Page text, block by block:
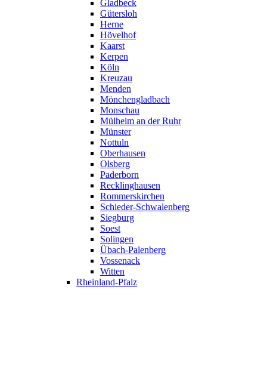
Gladbeck
Gütersloh
Herne
Hövelhof
Kaarst
Kerpen
Köln
Kreuzau
Menden
Mönchengladbach
Monschau
Mülheim an der Ruhr
Münster
Nottuln
Oberhausen
Olsberg
Paderborn
Recklinghausen
Rommerskirchen
Schieder-Schwalenberg
Siegburg
Soest
Solingen
Übach-Palenberg
Vossenack
Witten
Rheinland-Pfalz